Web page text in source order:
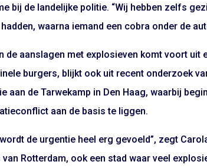
bij de landelijke politie. “Wij hebben zelfs
waarna iemand een cobra onder de
de aanslagen met explosieven komt voort uit
burgers, blijkt ook uit recent onderzoek
aan de Tarwekamp in Den Haag, waarbij
aan de basis te liggen.
de urgentie heel erg gevoeld”, zegt
Rotterdam, ook een stad waar veel